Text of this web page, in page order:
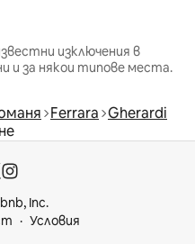
изключения в
и за някои типове места.
Ferrara Gherardi
Inc.
Условия